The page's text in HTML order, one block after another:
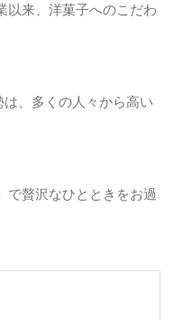
以来、洋菓子へのこだわ
、多くの人々から高い
で贅沢なひとときをお過